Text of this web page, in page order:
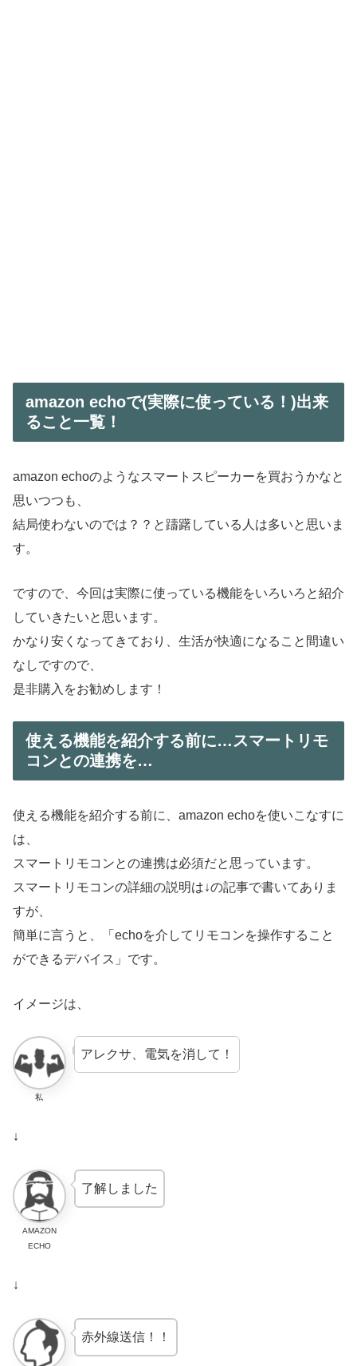
amazon echoで(実際に使っている！)出来
ること一覧！
amazon echoのようなスマートスピーカーを買おうかなと
思いつつも、
結局使わないのでは？？と躊躇している人は多いと思いま
す。
ですので、今回は実際に使っている機能をいろいろと紹介
していきたいと思います。
かなり安くなってきており、生活が快適になること間違い
なしですので、
是非購入をお勧めします！
使える機能を紹介する前に…スマートリモ
コンとの連携を…
使える機能を紹介する前に、amazon echoを使いこなすに
は、
スマートリモコンとの連携は必須だと思っています。
スマートリモコンの詳細の説明は↓の記事で書いてありま
すが、
簡単に言うと、「echoを介してリモコンを操作すること
ができるデバイス」です。
イメージは、
私
アレクサ、電気を消して！
↓
AMAZON
ECHO
了解しました
↓
赤外線送信！！